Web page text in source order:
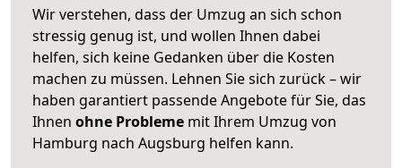
Wir verstehen, dass der Umzug an sich schon
stressig genug ist, und wollen Ihnen dabei
helfen, sich keine Gedanken über die Kosten
machen zu müssen. Lehnen Sie sich zurück – wir
haben garantiert passende Angebote für Sie, das
Ihnen ohne Probleme mit Ihrem Umzug von
Hamburg nach Augsburg helfen kann.